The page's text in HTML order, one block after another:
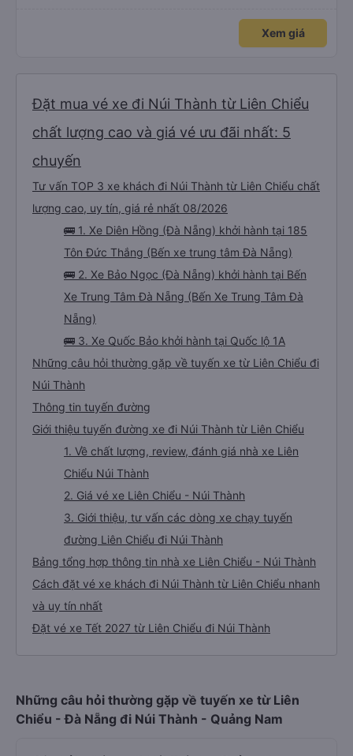
Xem giá
Đặt mua vé xe đi Núi Thành từ Liên Chiểu
chất lượng cao và giá vé ưu đãi nhất: 5
chuyến
Tư vấn TOP 3 xe khách đi Núi Thành từ Liên Chiểu chất
lượng cao, uy tín, giá rẻ nhất 08/2026
🚌 1. Xe Diên Hồng (Đà Nẵng) khởi hành tại 185
Tôn Đức Thắng (Bến xe trung tâm Đà Nẵng)
🚌 2. Xe Bảo Ngọc (Đà Nẵng) khởi hành tại Bến
Xe Trung Tâm Đà Nẵng (Bến Xe Trung Tâm Đà
Nẵng)
🚌 3. Xe Quốc Bảo khởi hành tại Quốc lộ 1A
Những câu hỏi thường gặp về tuyến xe từ Liên Chiểu đi
Núi Thành
Thông tin tuyến đường
Giới thiệu tuyến đường xe đi Núi Thành từ Liên Chiểu
1. Về chất lượng, review, đánh giá nhà xe Liên
Chiểu Núi Thành
2. Giá vé xe Liên Chiểu - Núi Thành
3. Giới thiệu, tư vấn các dòng xe chạy tuyến
đường Liên Chiểu đi Núi Thành
Bảng tổng hợp thông tin nhà xe Liên Chiểu - Núi Thành
Cách đặt vé xe khách đi Núi Thành từ Liên Chiểu nhanh
và uy tín nhất
Đặt vé xe Tết 2027 từ Liên Chiểu đi Núi Thành
Những câu hỏi thường gặp về tuyến xe từ Liên
Chiểu - Đà Nẵng đi Núi Thành - Quảng Nam